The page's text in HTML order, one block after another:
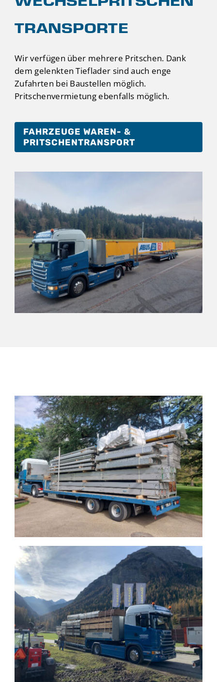
TRANSPORTE
Wir verfügen über mehrere Pritschen. Dank
dem gelenkten Tieflader sind auch enge
Zufahrten bei Baustellen möglich.
Pritschenvermietung ebenfalls möglich.
FAHRZEUGE WAREN- &
PRITSCHENTRANSPORT